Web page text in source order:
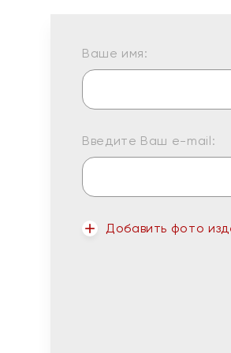
Ваше имя:
Введите Ваш e-mail:
Добавить фото